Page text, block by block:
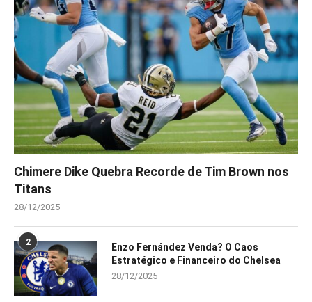
Chimere Dike Quebra Recorde de Tim Brown nos
Titans
28/12/2025
2
Enzo Fernández Venda? O Caos
Estratégico e Financeiro do Chelsea
28/12/2025